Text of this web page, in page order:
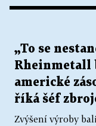
„To se
Rheinmetall
americké
říká šéf
Zvýšení výroby